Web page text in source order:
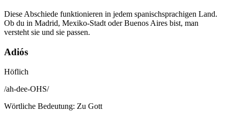
Diese Abschiede funktionieren in jedem spanischsprachigen Land.
Ob du in Madrid, Mexiko-Stadt oder Buenos Aires bist, man
versteht sie und sie passen.
Adiós
Höflich
/ah-dee-OHS/
Wörtliche Bedeutung: Zu Gott